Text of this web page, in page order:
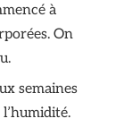
à
On
semaines